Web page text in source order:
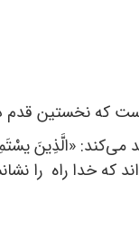
که نخستین قدم
می‌کند:
که خدا راه را